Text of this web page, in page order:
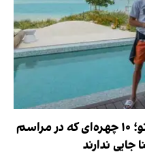
لیست ممنوعه کریستیانو؛ ۱۰ چهره‌ای که در مراسم
جایی ندارند